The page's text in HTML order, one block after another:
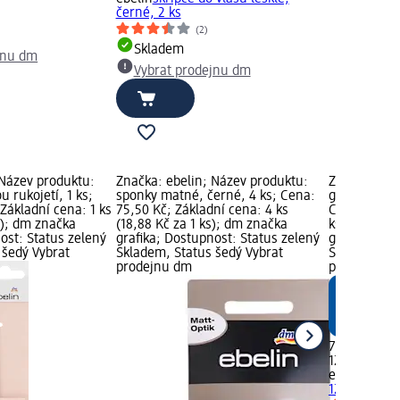
dm
černé, 2 ks
(2)
Skladem
Vybrat prodejnu dm
produktu:
rukojetí, 1 ks;
cena: 1 ks
dm značka
Status zelený
Vybrat
Značka: ebelin; Název produktu:
sponky matné, černé, 4 ks; Cena:
75,50 Kč; Základní cena: 4 ks
(18,88 Kč za 1 ks); dm značka
grafika; Dostupnost: Status zelený
Skladem, Status šedý Vybrat
prodejnu dm
Značka:
gumičky do
Cena:
ks (6,29 Kč
grafika;
Skladem,
prodejnu
75,50 Kč
12 ks (6,29
ebelin
12 ks